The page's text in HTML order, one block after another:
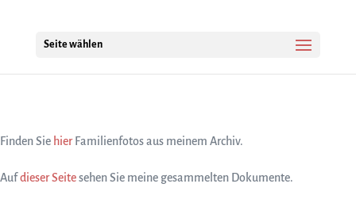
Seite wählen
Finden Sie hierFamilienfotos aus meinem Archiv.
Aufdieser Seitesehen Sie meine gesammelten Dokumente.